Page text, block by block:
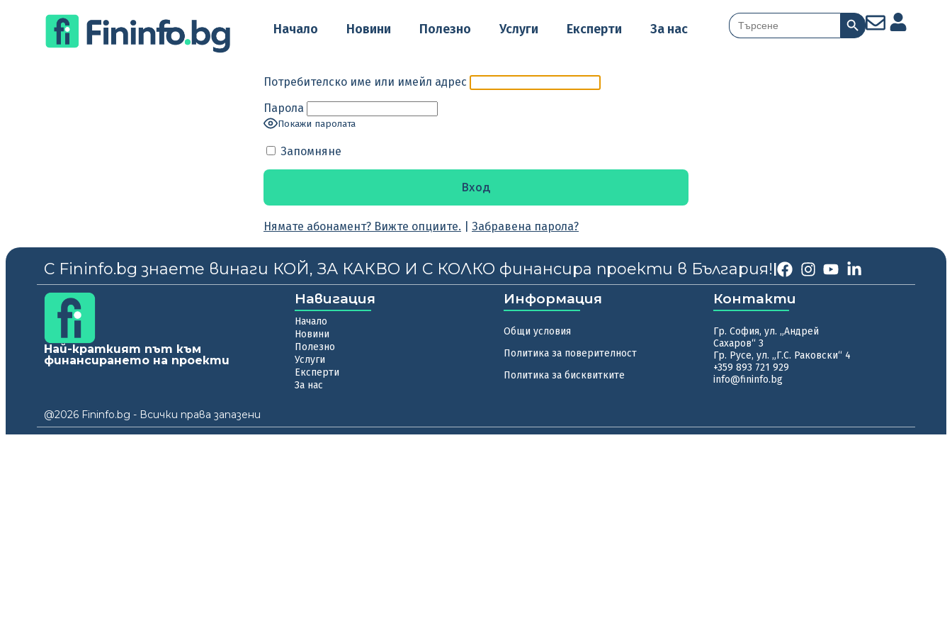
Начало Новини Полезно Услуги Експерти За нас
Search
for:
Search Button
Потребителско име или имейл адрес
Парола
Покажи паролата
Запомняне
Нямате абонамент? Вижте опциите. Забравена парола?
С Fininfo.bg знаете винаги КОЙ, ЗА КАКВО И С КОЛКО финансира проекти в България!|
Най-краткият път към
финансирането на проекти
Навигация
Начало
Новини
Полезно
Услуги
Експерти
За нас
Информация
Общи условия
Политика за поверителност
Политика за бисквитките
Контакти
Гр. София, ул. „Андрей
Сахаров“ 3
Гр. Русе, ул. „Г.С. Раковски“ 4
+359 893 721 929
info@fininfo.bg
@2026 Fininfo.bg - Всички права запазени